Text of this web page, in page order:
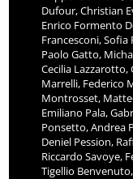
Dufour, Christian
Enrico Formento
Francesconi,
Paolo Gatto,
Cecilia Lazzarotto,
Marrelli, Federico
Montrosset,
Emiliano Pala,
Ponsetto, Andrea
Deniel Pession,
Riccardo Savoye,
Tigellio